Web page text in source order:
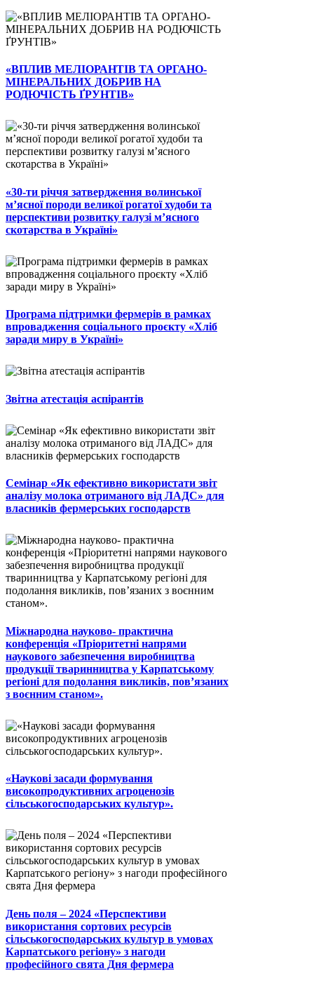
«ВПЛИВ МЕЛІОРАНТІВ ТА ОРГАНО-
МІНЕРАЛЬНИХ ДОБРИВ НА
РОДЮЧІСТЬ ҐРУНТІВ»
«30-ти річчя затвердження волинської
м’ясної породи великої рогатої худоби та
перспективи розвитку галузі м’ясного
скотарства в Україні»
Програма підтримки фермерів в рамках
впровадження соціального проєкту «Хліб
заради миру в Україні»
Звітна атестація аспірантів
Семінар «Як ефективно використати звіт
аналізу молока отриманого від ЛАДС» для
власників фермерських господарств
Міжнародна науково- практична
конференція «Пріоритетні напрями
наукового забезпечення виробництва
продукції тваринництва у Карпатському
регіоні для подолання викликів, пов’язаних
з воєнним станом».
«Наукові засади формування
високопродуктивних агроценозів
сільськогосподарських культур».
День поля – 2024 «Перспективи
використання сортових ресурсів
сільськогосподарських культур в умовах
Карпатського регіону» з нагоди
професійного свята Дня фермера